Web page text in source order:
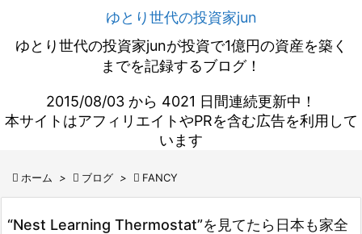
ゆとり世代の投資家jun
ゆとり世代の投資家junが投資で1億円の資産を築く
までを記録するブログ！
2015/08/03 から 4021 日間連続更新中！
本サイトはアフィリエイトやPRを含む広告を利用して
います
 ホーム >  ブログ >  FANCY
“Nest Learning Thermostat”を見てたら日本も家全